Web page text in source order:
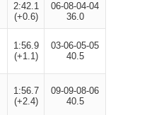
2:42.1
(+0.6)
06-08-04-04
36.0
1:56.9
(+1.1)
03-06-05-05
40.5
1:56.7
(+2.4)
09-09-08-06
40.5